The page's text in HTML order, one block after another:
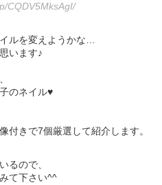
CQDV5MksAgI/
ルを変えようかな…
います♪
のネイル♥
付きで7個厳選して紹介します。
るので、
て下さい^^